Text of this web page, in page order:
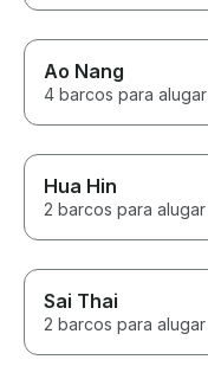
Ao Nang
4 barcos para alugar
Hua Hin
2 barcos para alugar
Sai Thai
2 barcos para alugar